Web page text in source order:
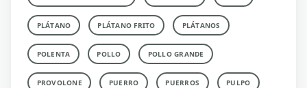
PLÁTANO PLÁTANO FRITO PLÁTANOS
POLENTA POLLO POLLO GRANDE
PROVOLONE PUERRO PUERROS PULPO